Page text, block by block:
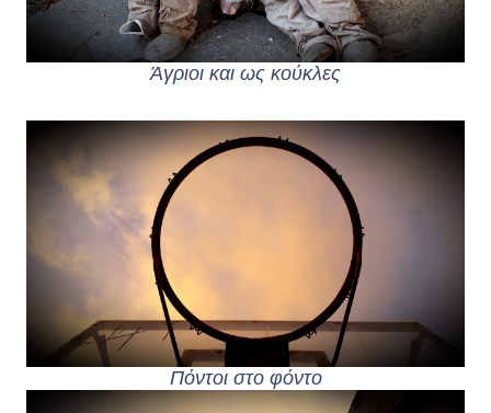
Άγριοι και ως κούκλες
Πόντοι στο φόντο